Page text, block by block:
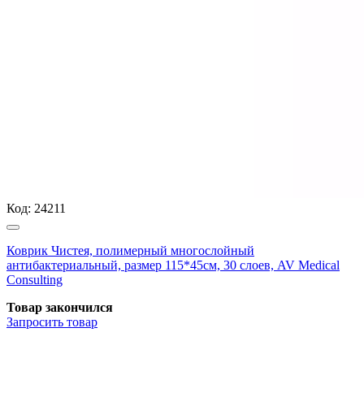
Код: 24211
Коврик Чистея, полимерный многослойный
антибактериальный, размер 115*45см, 30 слоев, AV Medical
Consulting
Товар закончился
Запросить товар